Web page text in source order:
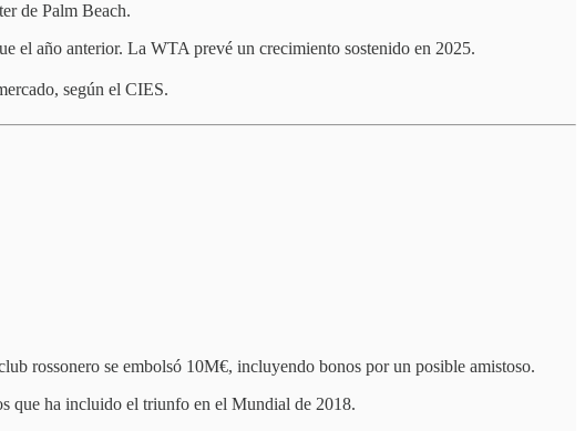
de Palm Beach.
el año anterior. La WTA prevé un crecimiento sostenido en 2025.
según el CIES.
rossonero se embolsó 10M€, incluyendo bonos por un posible amistoso.
que ha incluido el triunfo en el Mundial de 2018.